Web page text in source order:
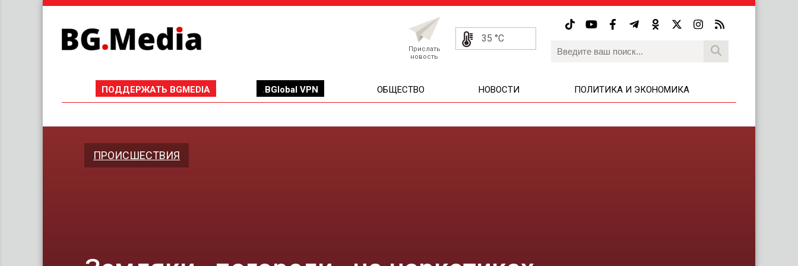
Прислать
новость
35 °C
ПОДДЕРЖАТЬ BGMEDIA BGlobal VPN ОБЩЕСТВО НОВОСТИ ПОЛИТИКА И ЭКОНОМИКА
ПРОИCШЕСТВИЯ